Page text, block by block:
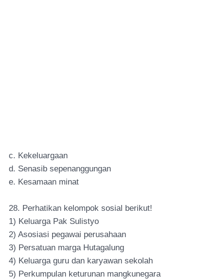
c. Kekeluargaan
d. Senasib sepenanggungan
e. Kesamaan minat
28. Perhatikan kelompok sosial berikut!
1) Keluarga Pak Sulistyo
2) Asosiasi pegawai perusahaan
3) Persatuan marga Hutagalung
4) Keluarga guru dan karyawan sekolah
5) Perkumpulan keturunan mangkunegara